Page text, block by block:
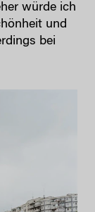
würde ich
und
bei